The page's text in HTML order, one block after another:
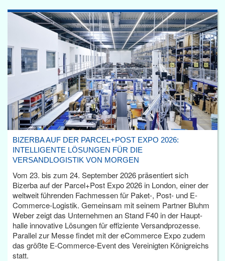
BIZERBA AUF DER PARCEL+POST EXPO 2026:
INTELLIGENTE LÖSUNGEN FÜR DIE
VERSANDLOGISTIK VON MORGEN
Vom 23. bis zum 24. September 2026 präsentiert sich
Bizerba auf der Parcel+Post Expo 2026 in London, einer der
weltweit führenden Fachmessen für Paket-, Post- und E-
Commerce-Logistik. Gemeinsam mit seinem Partner Bluhm
Weber zeigt das Unternehmen an Stand F40 in der Haupt­
halle innovative Lösungen für effiziente Versandprozesse.
Parallel zur Messe findet mit der eCommerce Expo zudem
das größte E-Commerce-Event des Vereinigten Königreichs
statt.